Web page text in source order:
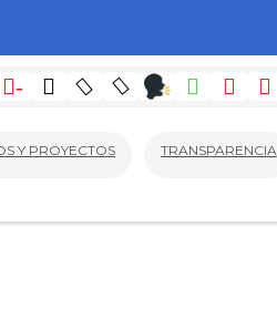
-
Y PROYECTOS TRANSPARENCIA